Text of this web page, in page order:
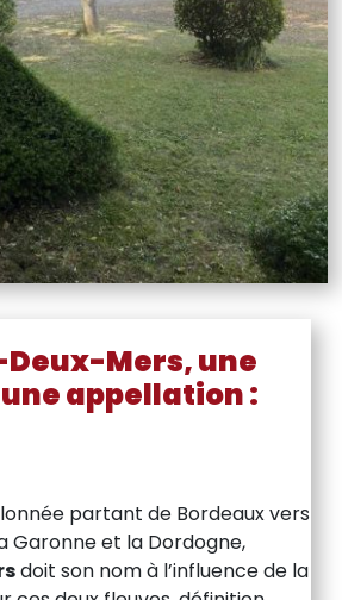
Deux-Mers, une
appellation :
partant de Bordeaux vers
Garonne et la Dordogne,
doit son nom à l’influence de la